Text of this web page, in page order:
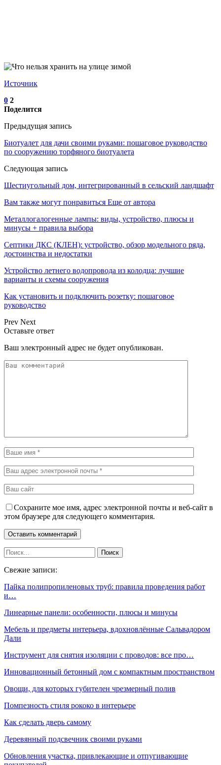
Источник
0 2
Поделится
Предыдущая запись
Биотуалет для дачи своими руками: пошаговое руководство
по сооружению торфяного биотуалета
Следующая запись
Шестиугольный дом, интегрированный в сельский ландшафт
Вам также могут понравиться Еще от автора
Металлогалогенные лампы: виды, устройство, плюсы и
минусы + правила выбора
Септики ДКС (КЛЕН): устройство, обзор модельного ряда,
достоинства и недостатки
Устройство летнего водопровода из колодца: лучшие
варианты и схемы сооружения
Как установить и подключить розетку: пошаговое
руководство
Prev Next
Оставьте ответ
Ваш электронный адрес не будет опубликован.
Сохраните мое имя, адрес электронной почты и веб-сайт в
этом браузере для следующего комментария.
Свежие записи:
Пайка полипропиленовых труб: правила проведения работ
и…
Линеарные панели: особенности, плюсы и минусы
Мебель и предметы интерьера, вдохновлённые Сальвадором
Дали
Инструмент для снятия изоляции с проводов: все про…
Инновационный бетонный дом с компактным пространством
Овощи, для которых губителен чрезмерный полив
Помпезность стиля рококо в интерьере
Как сделать дверь самому
Деревянный подсвечник своими руками
Обновления участка, привлекающие и отпугивающие